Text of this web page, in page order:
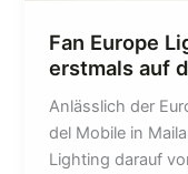
Fan Europe
erstmals auf
Anlässlich der
del Mobile in
Lighting darauf